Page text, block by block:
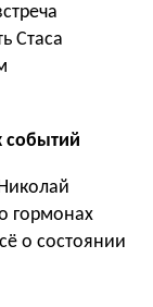
Стаса
событий
гормонах
о состоянии